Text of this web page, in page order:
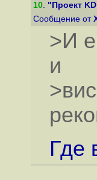
10. "Проект
Сообщение от
>И
и
Где